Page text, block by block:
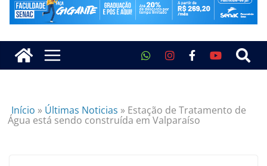
Início » Últimas Noticias » Estação de Tratamento de
Água está sendo construída em Valparaíso